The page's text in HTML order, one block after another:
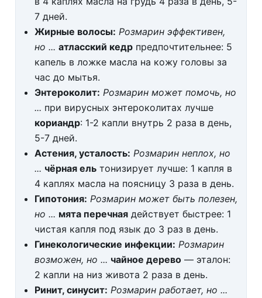
7 дней.
Жирные волосы: Розмарин эффективен,
но ... атласский кедр предпочтительнее: 5
капель в ложке масла на кожу головы за
час до мытья.
Энтероколит: Розмарин может помочь, но
... при вирусных энтероколитах лучше
кориандр: 1-2 капли внутрь 2 раза в день,
5-7 дней.
Астения, усталость: Розмарин неплох, но
... чёрная ель тонизирует лучше: 1 капля в
4 каплях масла на поясницу 3 раза в день.
Гипотония: Розмарин может быть полезен,
но ... мята перечная действует быстрее: 1
чистая капля под язык до 3 раз в день.
Гинекологические инфекции: Розмарин
возможен, но ... чайное дерево — эталон:
2 капли на низ живота 2 раза в день.
Ринит, синусит: Розмарин работает, но ...